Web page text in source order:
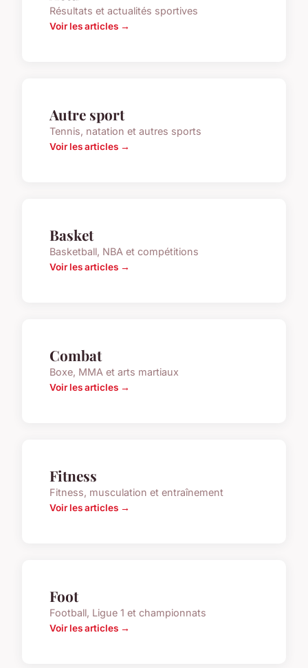
Résultats et actualités sportives
Voir les articles →
Autre sport
Tennis, natation et autres sports
Voir les articles →
Basket
Basketball, NBA et compétitions
Voir les articles →
Combat
Boxe, MMA et arts martiaux
Voir les articles →
Fitness
Fitness, musculation et entraînement
Voir les articles →
Foot
Football, Ligue 1 et championnats
Voir les articles →